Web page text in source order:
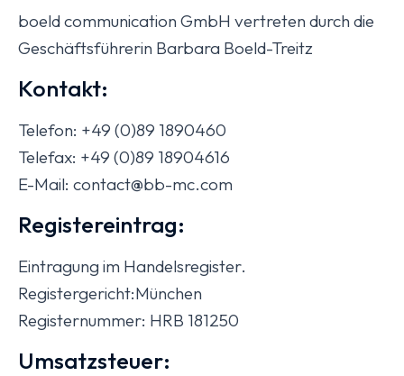
boeld communication GmbH vertreten durch die
Geschäftsführerin Barbara Boeld-Treitz
Kontakt:
Telefon: +49 (0)89 1890460
Telefax: +49 (0)89 18904616
E-Mail: contact@bb-mc.com
Registereintrag:
Eintragung im Handelsregister.
Registergericht:München
Registernummer: HRB 181250
Umsatzsteuer: